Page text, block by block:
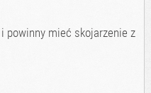
powinny mieć skojarzenie z